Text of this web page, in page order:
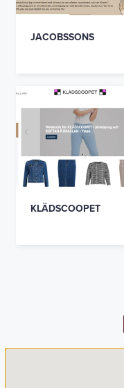
JACOBSSONS
KLÄDSCOOPET